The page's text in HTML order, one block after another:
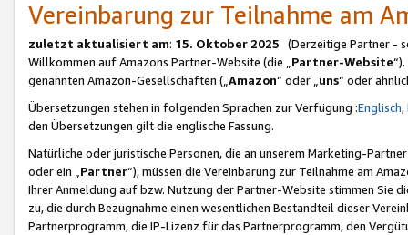
Vereinbarung zur Teilnahme am
zuletzt aktualisiert am: 15. Oktober 2025 (Derzeitige Partner -
Willkommen auf Amazons Partner-Website (die „Partner-Website
genannten Amazon-Gesellschaften („Amazon“ oder „uns“ oder
Übersetzungen stehen in folgenden Sprachen zur Verfügung :Englisch,
den Übersetzungen gilt die englische Fassung.
Natürliche oder juristische Personen, die an unserem Marketing-
oder ein „Partner“), müssen die Vereinbarung zur Teilnahme am
Ihrer Anmeldung auf bzw. Nutzung der Partner-Website stimmen Sie
zu, die durch Bezugnahme einen wesentlichen Bestandteil dieser
Partnerprogramm, die IP-Lizenz für das Partnerprogramm, den